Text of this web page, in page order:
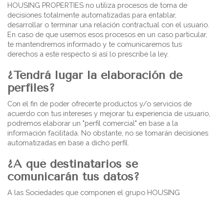
HOUSING PROPERTIES no utiliza procesos de toma de
decisiones totalmente automatizadas para entablar,
desarrollar o terminar una relación contractual con el usuario.
En caso de que usemos esos procesos en un caso particular,
te mantendremos informado y te comunicaremos tus
derechos a este respecto si así lo prescribe la ley.
¿Tendrá lugar la elaboración de
perfiles?
Con el fin de poder ofrecerte productos y/o servicios de
acuerdo con tus intereses y mejorar tu experiencia de usuario,
podremos elaborar un "perfil comercial" en base a la
información facilitada. No obstante, no se tomarán decisiones
automatizadas en base a dicho perfil.
¿A qué destinatarios se
comunicarán tus datos?
A las Sociedades que componen el grupo HOUSING